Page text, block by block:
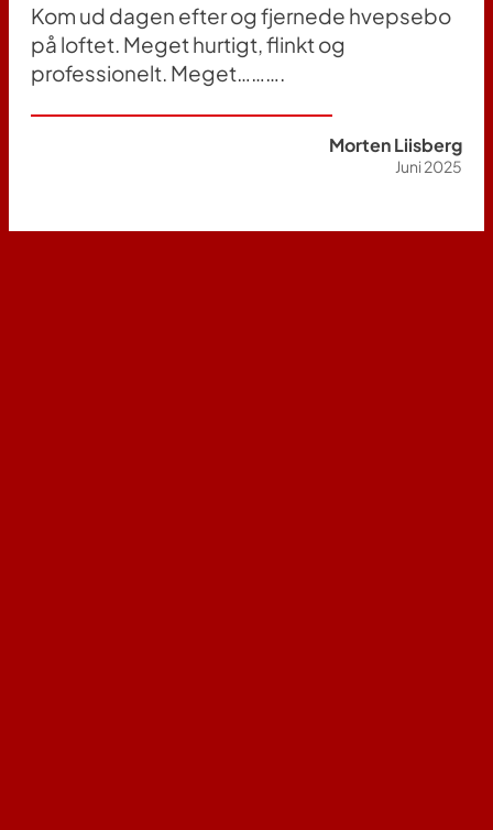
Kom ud dagen efter og fjernede hvepsebo
på loftet. Meget hurtigt, flinkt og
professionelt. Meget……….
Morten Liisberg
Juni 2025